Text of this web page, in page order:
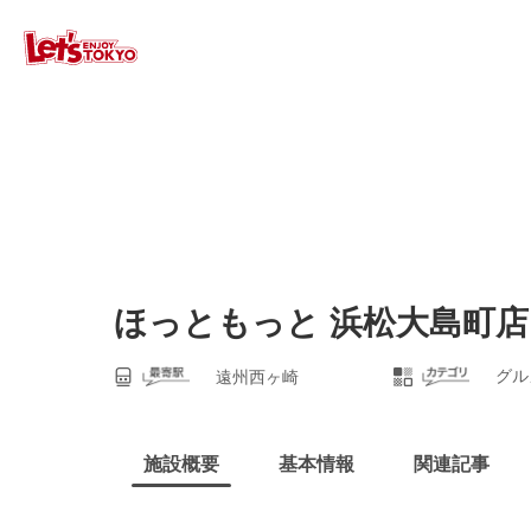
ほっともっと 浜松大島町店
遠州西ヶ崎 グ
施設概要 基本情報 関連記事